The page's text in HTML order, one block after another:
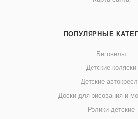
ПОПУЛЯРНЫЕ
Беговелы
Детские коляски
Детские
Доски для рисования и
Ролики детские